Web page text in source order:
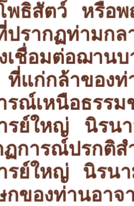
พธิสัตว์ หรือพ
ปรากฏท่าม
เชื่อมต่อฌาน
ก่กล้าของท่
รณ์เหนือธรร
รย์ใหญ่ นิรน
ฏการณ์ปรกติ
รย์ใหญ่ นิรน
กของท่านอา